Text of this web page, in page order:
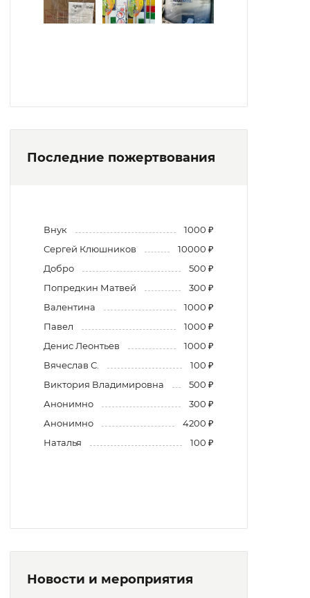
Последние пожертвования
Внук
1000 ₽
Сергей Клюшников
10000 ₽
Добро
500 ₽
Попредкин Матвей
300 ₽
Валентина
1000 ₽
Павел
1000 ₽
Денис Леонтьев
1000 ₽
Вячеслав С.
100 ₽
Виктория Владимировна
500 ₽
Анонимно
300 ₽
Анонимно
4200 ₽
Наталья
100 ₽
Новости и мероприятия